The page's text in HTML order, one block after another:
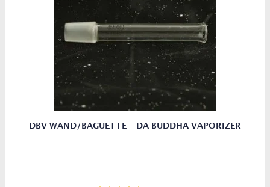
DBV WAND/BAGUETTE - DA BUDDHA VAPORIZER